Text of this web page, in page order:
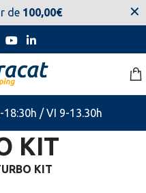
las molestias.
/ VI 9-13.30h
KIT
KIT
de 100,00€ ✕